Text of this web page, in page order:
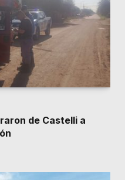
de Castelli a